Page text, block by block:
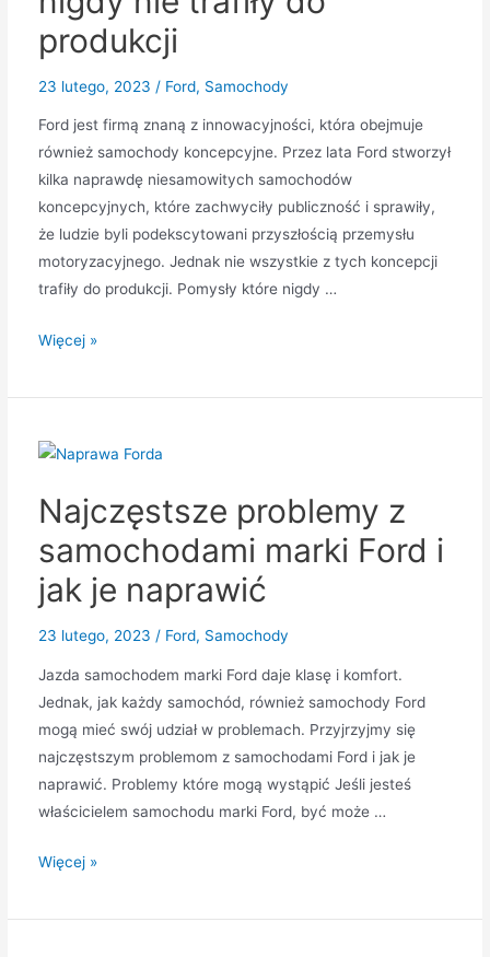
produkcji
23 lutego, 2023 / Ford, Samochody
Ford jest firmą znaną z innowacyjności, która obejmuje
również samochody koncepcyjne. Przez lata Ford stworzył
kilka naprawdę niesamowitych samochodów
koncepcyjnych, które zachwyciły publiczność i sprawiły,
że ludzie byli podekscytowani przyszłością przemysłu
motoryzacyjnego. Jednak nie wszystkie z tych koncepcji
trafiły do produkcji. Pomysły które nigdy …
Najfajniejsze
koncepcyjne
które
nie
do
produkcji
Więcej »
Najczęstsze problemy z
samochodami marki Ford i
jak je naprawić
23 lutego, 2023 / Ford, Samochody
Jazda samochodem marki Ford daje klasę i komfort.
Jednak, jak każdy samochód, również samochody Ford
mogą mieć swój udział w problemach. Przyjrzyjmy się
najczęstszym problemom z samochodami Ford i jak je
naprawić. Problemy które mogą wystąpić Jeśli jesteś
właścicielem samochodu marki Ford, być może …
Najczęstsze
z
Więcej »